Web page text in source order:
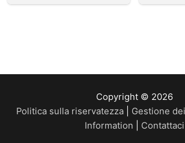
Copyright © 2026
Politica sulla riservatezza
Gestione
Information
Contattaci